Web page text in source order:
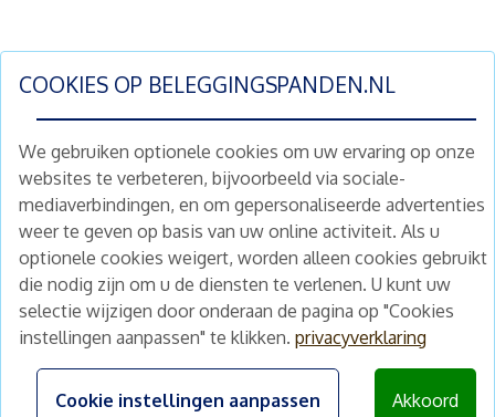
COOKIES OP BELEGGINGSPANDEN.NL
We gebruiken optionele cookies om uw ervaring op onze
websites te verbeteren, bijvoorbeeld via sociale-
mediaverbindingen, en om gepersonaliseerde advertenties
weer te geven op basis van uw online activiteit. Als u
optionele cookies weigert, worden alleen cookies gebruikt
die nodig zijn om u de diensten te verlenen. U kunt uw
selectie wijzigen door onderaan de pagina op "Cookies
instellingen aanpassen" te klikken. privacyverklaring
Cookie instellingen aanpassen Akkoord
Schrijf je nu in en ontvang wekelijks ons
nieuwe aanbod vastgoedbeleggingen.
Nieuwsbrief Abonneren
Home
Te koop
Nieuws
Schimmelstraat 5H
1053 TA Amsterdam
+31 (0) 30 225 31 12